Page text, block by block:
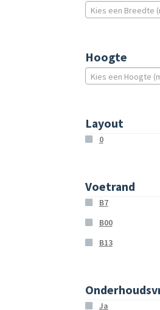
Kies een Breedte
Hoogte
Kies een Hoogte
Layout
0
Voetrand
B7
B00
B13
Ja